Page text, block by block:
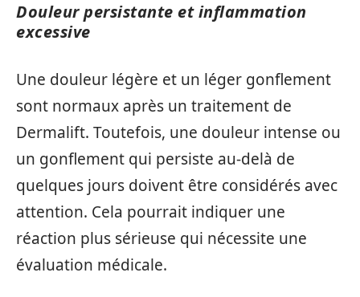
Douleur persistante et inflammation
excessive
Une douleur légère et un léger gonflement
sont normaux après un traitement de
Dermalift. Toutefois, une douleur intense ou
un gonflement qui persiste au-delà de
quelques jours doivent être considérés avec
attention. Cela pourrait indiquer une
réaction plus sérieuse qui nécessite une
évaluation médicale.